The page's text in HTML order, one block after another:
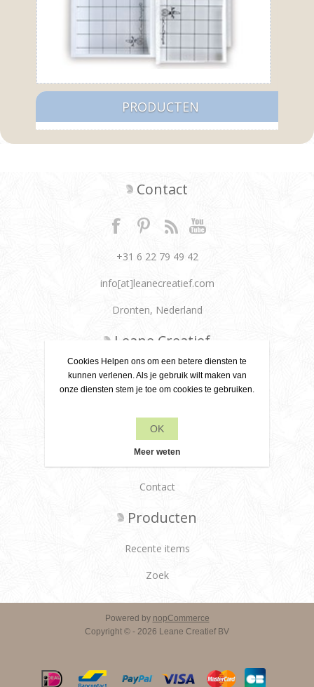
PRODUCTEN
Contact
+31 6 22 79 49 42
info[at]leanecreatief.com
Dronten, Nederland
Leane Creatief
Privacy beleid
Over ons
Leveringsvoorwaarden
Klantenservice
Contact
Producten
Recente items
Zoek
Powered by nopCommerce
Copyright © - 2026 Leane Creatief BV
Cookies Helpen ons om een betere diensten te
kunnen verlenen. Als je gebruik wilt maken van
onze diensten stem je toe om cookies te gebruiken.
OK
Meer weten